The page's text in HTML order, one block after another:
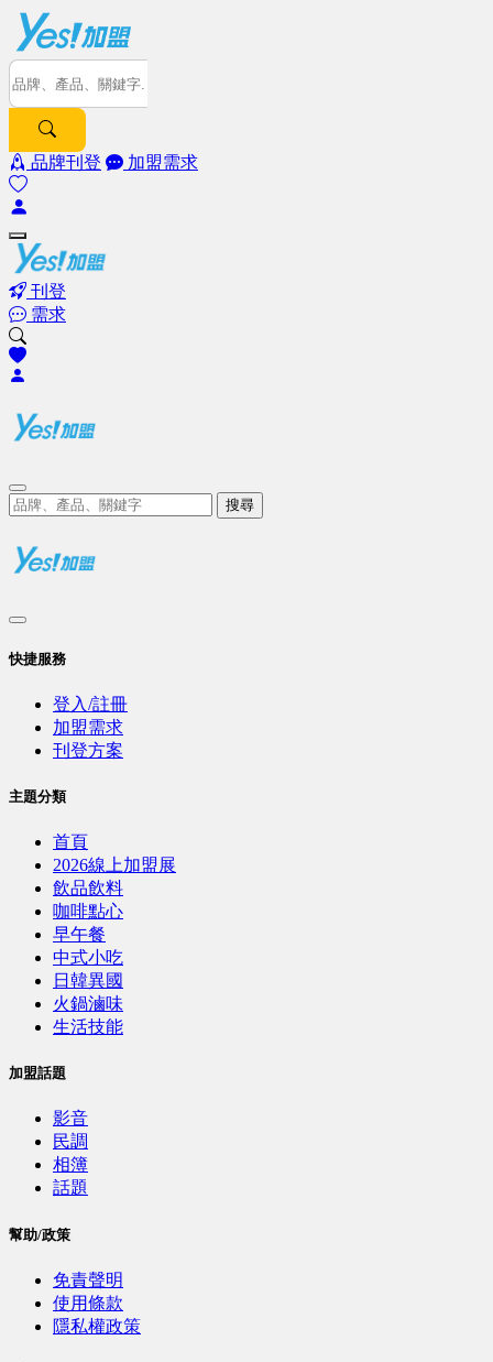
品牌刊登 加盟需求
刊登
需求
搜尋
快捷服務
登入/註冊
加盟需求
刊登方案
主題分類
首頁
2026線上加盟展
飲品飲料
咖啡點心
早午餐
中式小吃
日韓異國
火鍋滷味
生活技能
加盟話題
影音
民調
相簿
話題
幫助/政策
免責聲明
使用條款
隱私權政策